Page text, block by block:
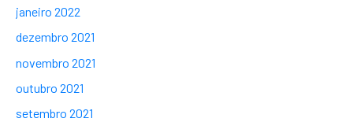
janeiro 2022
dezembro 2021
novembro 2021
outubro 2021
setembro 2021